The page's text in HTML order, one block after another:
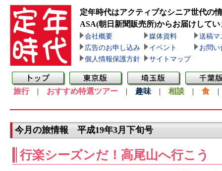
定年時代はアクティブなシニア世代の
ASA(朝日新聞販売所)からお届けしてい
会社概要 媒体資料
送稿マ
広告のお申し込み
イベント
お問い
個人情報保護方針
サイトマップ
旅行| おすすめ特選ツアー | 趣味 | 相談 | 食
今月の旅情報 平成19年3月下旬号
行楽シーズンだ！高尾山へ行こう